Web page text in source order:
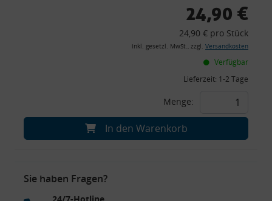
24,90 €
24,90 € pro Stück
inkl. gesetzl. MwSt., zzgl. Versandkosten
Verfügbar
Lieferzeit: 1-2 Tage
Menge:
In den Warenkorb
Sie haben Fragen?